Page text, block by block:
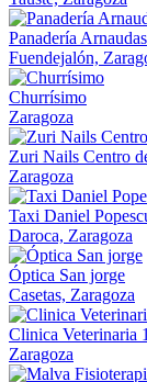
Panadería Arnaudas
Fuendejalón,
Churrísimo
Zaragoza
Zuri Nails Centro
Zaragoza
Taxi Daniel
Daroca, Zaragoza
Óptica San jorge
Casetas, Zaragoza
Clinica Veterinaria
Zaragoza